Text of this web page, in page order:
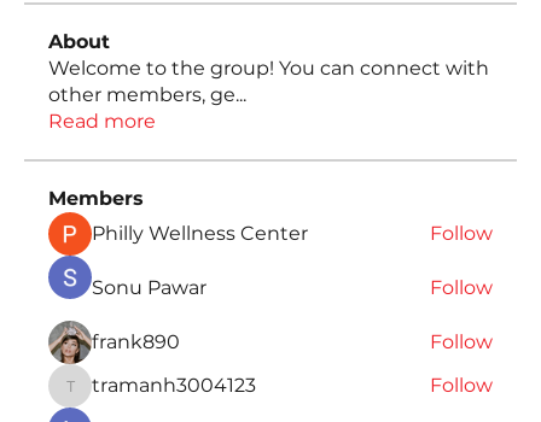
About
Welcome to the group! You can connect with
other members, ge...
Read more
Members
Philly Wellness Center
Follow
Sonu Pawar Follow
frank890 Follow
tramanh3004123
tramanh3004123 Follow